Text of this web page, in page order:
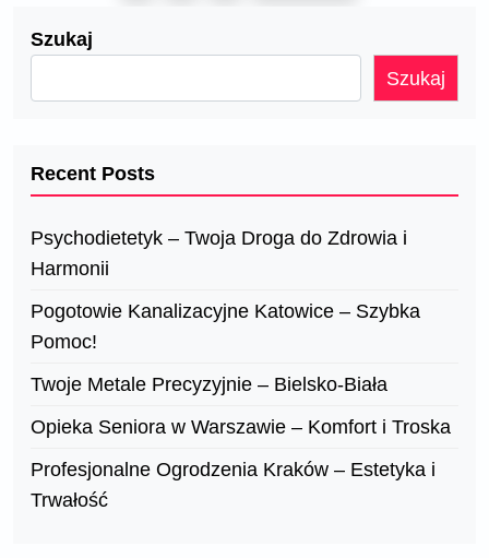
wpisach
Szukaj
Szukaj
Recent Posts
Psychodietetyk – Twoja Droga do Zdrowia i
Harmonii
Pogotowie Kanalizacyjne Katowice – Szybka
Pomoc!
Twoje Metale Precyzyjnie – Bielsko-Biała
Opieka Seniora w Warszawie – Komfort i Troska
Profesjonalne Ogrodzenia Kraków – Estetyka i
Trwałość